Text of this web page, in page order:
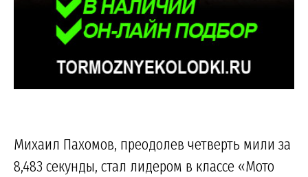
Михаил Пахомов, преодолев четверть мили за
8,483 секунды, стал лидером в классе «Мото